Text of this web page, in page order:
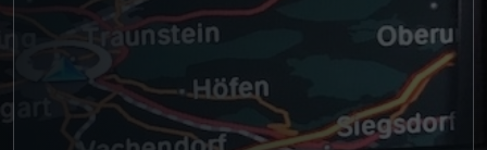
info@bimmer-manufaktur.de